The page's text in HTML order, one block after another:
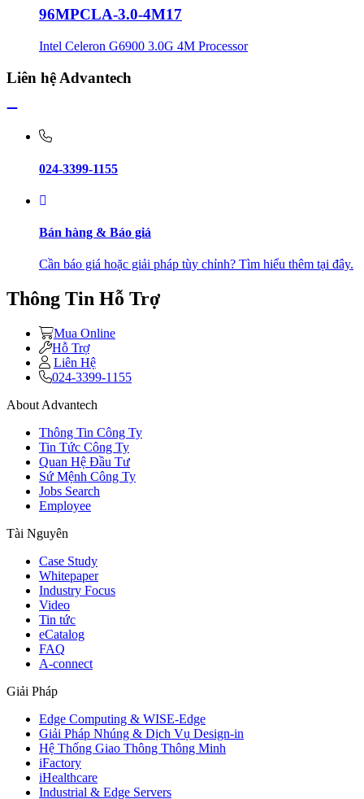
96MPCLA-3.0-4M17
Intel Celeron G6900 3.0G 4M Processor
Liên hệ Advantech
024-3399-1155
Bán hàng & Báo giá
Cần báo giá hoặc giải pháp tùy chỉnh? Tìm hiểu thêm tại đây.
Thông Tin Hỗ Trợ
Mua Online
Hỗ Trợ
Liên Hệ
024-3399-1155
About Advantech
Thông Tin Công Ty
Tin Tức Công Ty
Quan Hệ Đầu Tư
Sứ Mệnh Công Ty
Jobs Search
Employee
Tài Nguyên
Case Study
Whitepaper
Industry Focus
Video
Tin tức
eCatalog
FAQ
A-connect
Giải Pháp
Edge Computing & WISE-Edge
Giải Pháp Nhúng & Dịch Vụ Design-in
Hệ Thống Giao Thông Thông Minh
iFactory
iHealthcare
Industrial & Edge Servers